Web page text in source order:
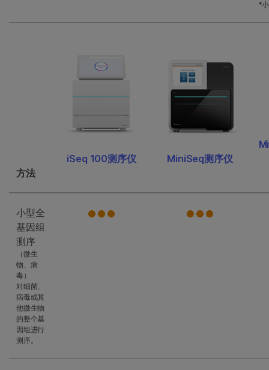
*
方法
iSeq 100测序仪 MiniSeq测序仪
小型全
基因组
测序
（微生
物、病
毒）
对细菌、
病毒或其
他微生物
的整个基
因组进行
测序。